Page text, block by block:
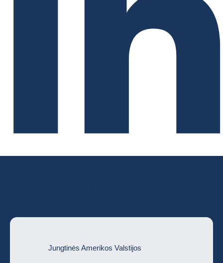
Jungtinės Amerikos Valstijos